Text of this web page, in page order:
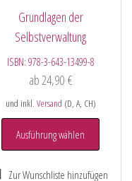
Grundlagen der
Selbstverwaltung
ISBN: 978-3-643-13499-8
ab 24,90 €
und inkl. Versand (D, A, CH)
Ausführung wählen